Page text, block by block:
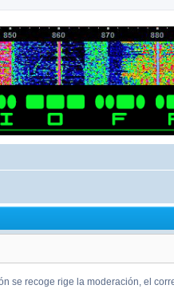
se recoge rige la moderación, el